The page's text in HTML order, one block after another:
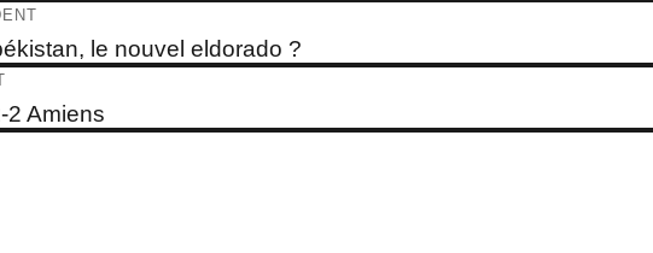
:
le nouvel eldorado ?
2 Amiens